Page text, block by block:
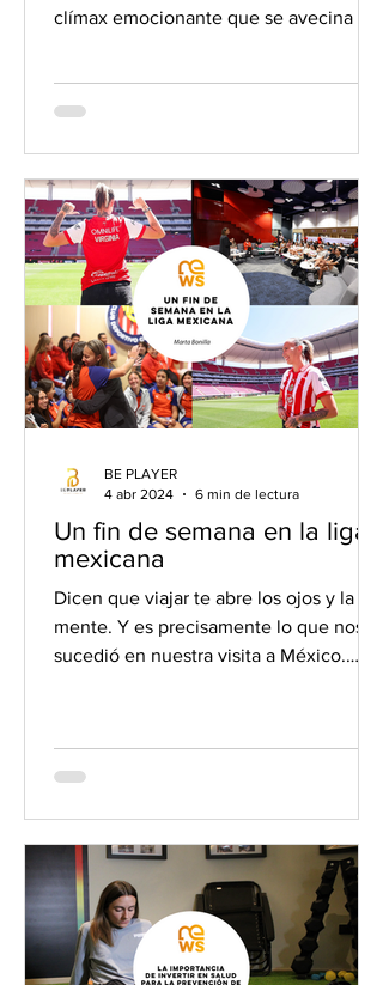
clímax emocionante que se avecina en
Un fin de semana en la liga
mexicana
Dicen que viajar te abre los ojos y la
mente. Y es precisamente lo que nos
sucedió en nuestra visita a México.
BE PLAYER
4 abr 2024
6 min de lectura